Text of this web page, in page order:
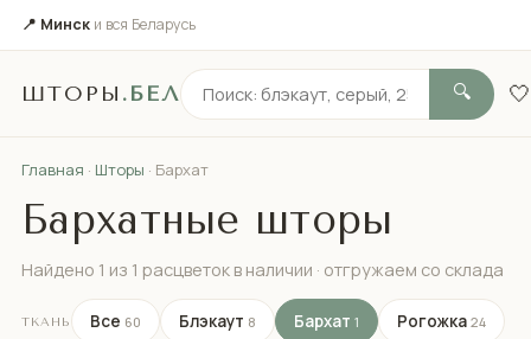
📍 Минск и вся Беларусь
ШТОРЫ .БЕЛ 🔍 🤍
Главная · Шторы · Бархат
Бархатные шторы
Найдено 1 из 1 расцветок в наличии · отгружаем со склада
ТКАНЬ Все 60 Блэкаут 8 Бархат 1 Рогожка 24